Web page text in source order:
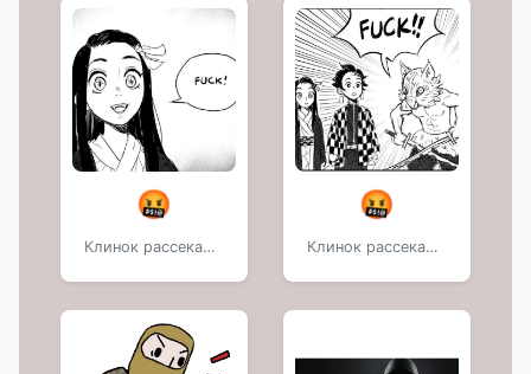
🤬
Клинок рассекающий deмоnov
🤬
Клинок рассекающий deмоnov